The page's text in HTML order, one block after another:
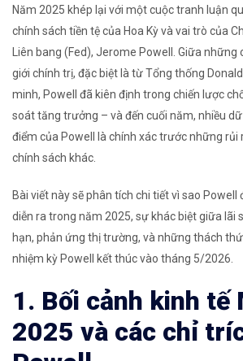
Năm 2025 khép lại với một cuộc tranh luận
chính sách tiền tệ của Hoa Kỳ và vai trò của
Liên bang (Fed), Jerome Powell. Giữa
giới chính trị, đặc biệt là từ Tổng thống
minh, Powell đã kiên định trong chiến lược
soát tăng trưởng – và đến cuối năm, nhiều
điểm của Powell là chính xác trước những rủi
chính sách khác.
Bài viết này sẽ phân tích chi tiết vì sao Powell
diễn ra trong năm 2025, sự khác biệt giữa lãi
hạn, phản ứng thị trường, và những thách
nhiệm kỳ Powell kết thúc vào tháng 5/2026.
1. Bối cảnh kinh tế
2025 và các chỉ